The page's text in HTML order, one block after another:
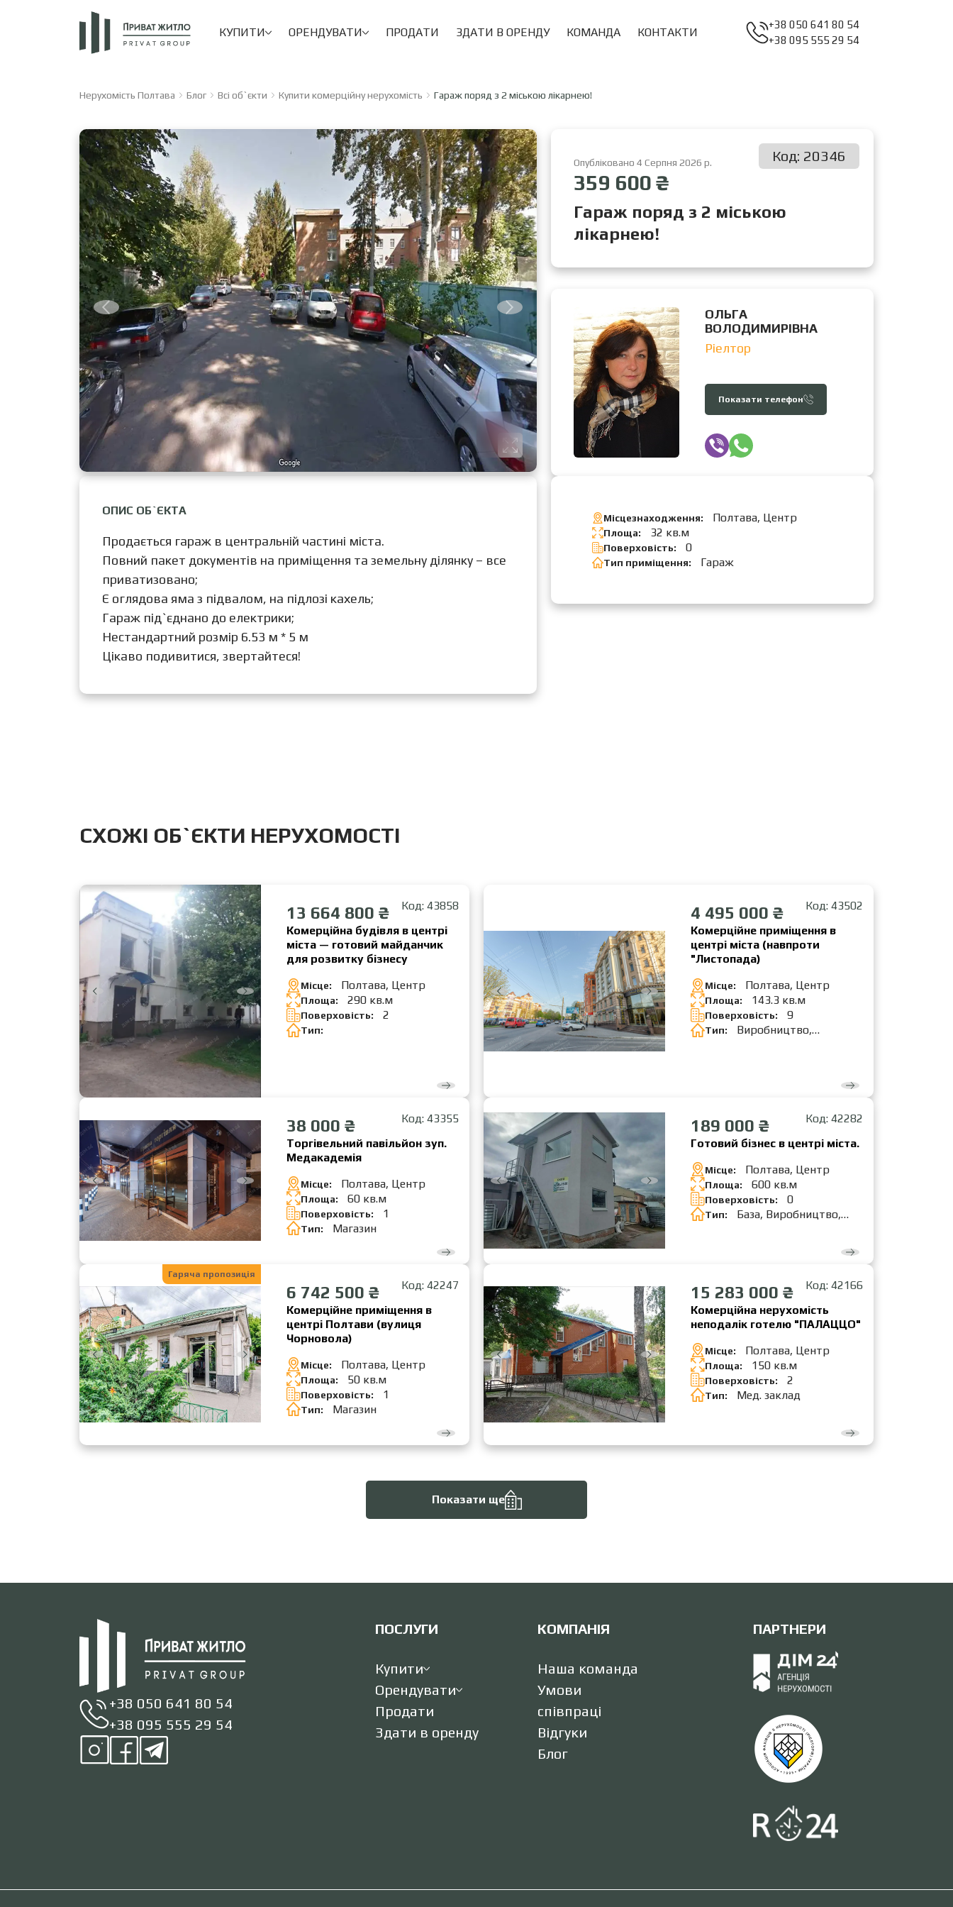
КУПИТИ ОРЕНДУВАТИ ПРОДАТИ ЗДАТИ В ОРЕНДУ КОМАНДА КОНТАКТИ
+38 050 641 80 54
+38 095 555 29 54
Нерухомість Полтава Блог Всі об`єкти Купити комерційну нерухомість Гараж поряд з 2 міською лікарнею!
Опубліковано 4 Серпня 2026 р. Код: 20346
359 600 ₴
Гараж поряд з 2 міською
лікарнею!
ОЛЬГА
ВОЛОДИМИРІВНА
Ріелтор
Показати телефон
Місцезнаходження: Полтава, Центр
Площа: 32 кв.м
Поверховість: 0
Тип приміщення: Гараж
ОПИС ОБ`ЄКТА
Продається гараж в центральній частині міста.
Повний пакет документів на приміщення та земельну ділянку – все
приватизовано;
Є оглядова яма з підвалом, на підлозі кахель;
Гараж під`єднано до електрики;
Нестандартний розмір 6.53 м * 5 м
Цікаво подивитися, звертайтеся!
CХОЖІ ОБ`ЄКТИ НЕРУХОМОСТІ
Код: 43858
13 664 800 ₴
Комерційна будівля в центрі
міста — готовий майданчик
для розвитку бізнесу
Місце: Полтава, Центр
Площа: 290 кв.м
Поверховість: 2
Тип:
Код: 43502
4 495 000 ₴
Комерційне приміщення в
центрі міста (навпроти
"Листопада)
Місце: Полтава, Центр
Площа: 143.3 кв.м
Поверховість: 9
Тип:
Виробництво,
Код: 43355
38 000 ₴
Торгівельний павільйон зуп.
Медакадемія
Місце: Полтава, Центр
Площа: 60 кв.м
Поверховість: 1
Тип: Магазин
Код: 42282
189 000 ₴
Готовий бізнес в центрі міста.
Місце: Полтава, Центр
Площа: 600 кв.м
Поверховість: 0
Тип:
База, Виробництво,
Гаряча пропозиція
Код: 42247
6 742 500 ₴
Комерційне приміщення в
центрі Полтави (вулиця
Чорновола)
Місце: Полтава, Центр
Площа: 50 кв.м
Поверховість: 1
Тип: Магазин
Код: 42166
15 283 000 ₴
Комерційна нерухомість
неподалік готелю "ПАЛАЦЦО"
Місце: Полтава, Центр
Площа: 150 кв.м
Поверховість: 2
Тип: Мед. заклад
Показати ще
+38 050 641 80 54
+38 095 555 29 54
ПОСЛУГИ
Купити
Орендувати
Продати
Здати в оренду
КОМПАНІЯ
Наша команда
Умови
співпраці
Відгуки
Блог
ПАРТНЕРИ